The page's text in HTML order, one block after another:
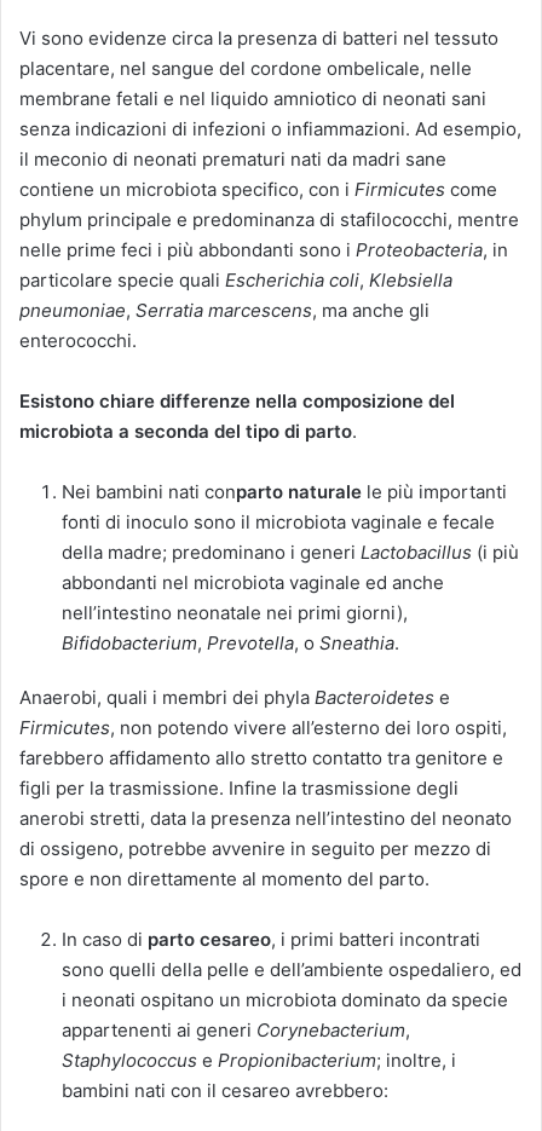
Vi sono evidenze circa la presenza di batteri nel tessuto
placentare, nel sangue del cordone ombelicale, nelle
membrane fetali e nel liquido amniotico di neonati sani
senza indicazioni di infezioni o infiammazioni. Ad esempio,
il meconio di neonati prematuri nati da madri sane
contiene un microbiota specifico, con i Firmicutes come
phylum principale e predominanza di stafilococchi, mentre
nelle prime feci i più abbondanti sono i Proteobacteria, in
particolare specie quali Escherichia coli, Klebsiella
pneumoniae, Serratia marcescens, ma anche gli
enterococchi.
Esistono chiare differenze nella composizione del
microbiota a seconda del tipo di parto.
Nei bambini nati conparto naturale le più importanti
fonti di inoculo sono il microbiota vaginale e fecale
della madre; predominano i generi Lactobacillus (i più
abbondanti nel microbiota vaginale ed anche
nell’intestino neonatale nei primi giorni),
Bifidobacterium, Prevotella, o Sneathia.
Anaerobi, quali i membri dei phyla Bacteroidetes e
Firmicutes, non potendo vivere all’esterno dei loro ospiti,
farebbero affidamento allo stretto contatto tra genitore e
figli per la trasmissione. Infine la trasmissione degli
anerobi stretti, data la presenza nell’intestino del neonato
di ossigeno, potrebbe avvenire in seguito per mezzo di
spore e non direttamente al momento del parto.
In caso di parto cesareo, i primi batteri incontrati
sono quelli della pelle e dell’ambiente ospedaliero, ed
i neonati ospitano un microbiota dominato da specie
appartenenti ai generi Corynebacterium,
Staphylococcus e Propionibacterium; inoltre, i
bambini nati con il cesareo avrebbero: